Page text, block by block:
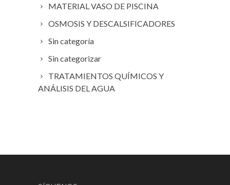
MATERIAL VASO DE PISCINA
OSMOSIS Y DESCALSIFICADORES
Sin categoría
Sin categorizar
TRATAMIENTOS QUÍMICOS Y
ANÁLISIS DEL AGUA